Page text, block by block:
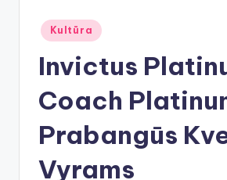
Posted
in
Kultūra
Invictus
Coach
Prabangūs
Vyrams